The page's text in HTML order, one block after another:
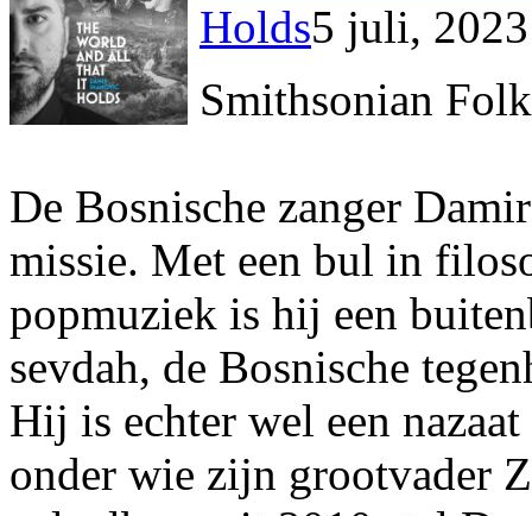
Holds5 juli, 2023
Smithsonian
De Bosnische zanger
missie. Met een bul in
popmuziek is hij een
sevdah, de Bosnische
Hij is echter wel een
onder wie zijn grootvader